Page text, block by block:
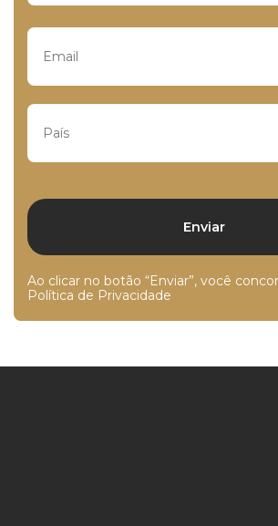
Ao clicar no botão “Enviar”, você
Política de Privacidade